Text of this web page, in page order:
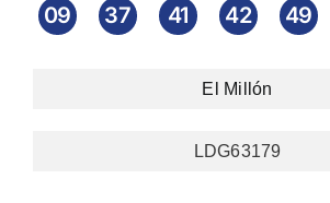
09 37 41 42 49
El Millón
LDG63179